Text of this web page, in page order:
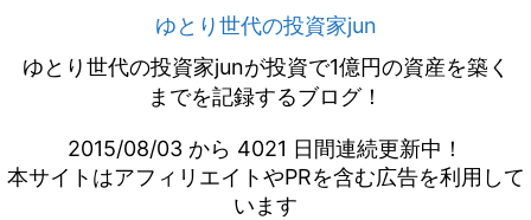
ゆとり世代の投資家jun
ゆとり世代の投資家junが投資で1億円の資産を築く
までを記録するブログ！
2015/08/03 から 4021 日間連続更新中！
本サイトはアフィリエイトやPRを含む広告を利用して
います